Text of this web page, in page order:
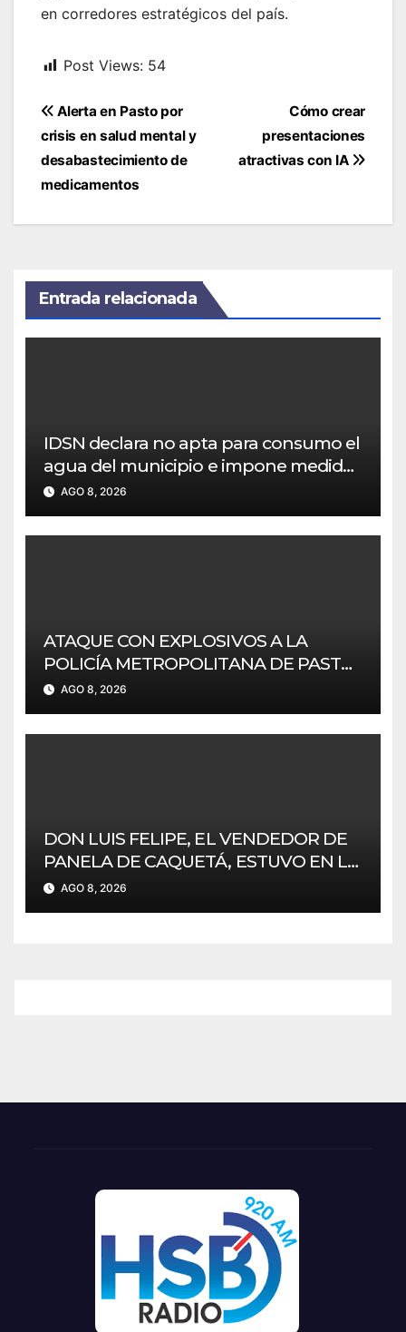
en corredores estratégicos del país.
Post Views: 54
Navegación
de
entradas
Cómo crear
presentaciones
atractivas con IA
Alerta en Pasto por
crisis en salud mental y
desabastecimiento de
medicamentos
Entrada relacionada
IDSN declara no apta para consumo el
agua del municipio e impone medidas
a Empoobando
AGO 8, 2026
ATAQUE CON EXPLOSIVOS A LA
POLICÍA METROPOLITANA DE PASTO
SIN AFECTACIONES.
AGO 8, 2026
DON LUIS FELIPE, EL VENDEDOR DE
PANELA DE CAQUETÁ, ESTUVO EN LA
CEREMONIA DE POSESIÓN DE
AGO 8, 2026